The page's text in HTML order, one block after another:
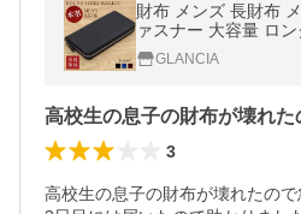
財布 メンズ 長財布
ァスナー 大容量 ロ
ンズ長財布 レディース
GLANCIA
3
高校生の息子の財布が壊れたの